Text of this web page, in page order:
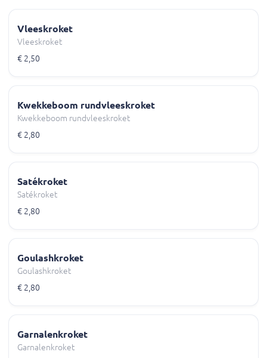
Vleeskroket
Vleeskroket
€ 2,50
Kwekkeboom rundvleeskroket
Kwekkeboom rundvleeskroket
€ 2,80
Satékroket
Satékroket
€ 2,80
Goulashkroket
Goulashkroket
€ 2,80
Garnalenkroket
Garnalenkroket